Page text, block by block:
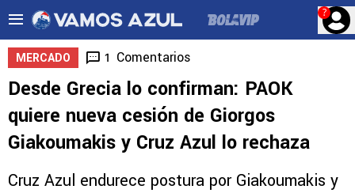
?
MERCADO 1 Comentarios
Desde Grecia lo confirman: PAOK
quiere nueva cesión de Giorgos
Giakoumakis y Cruz Azul lo rechaza
Cruz Azul endurece postura por Giakoumakis y